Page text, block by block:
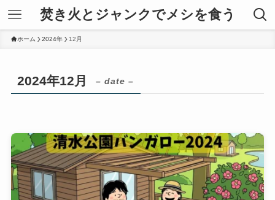
焚き火とジャンクでメシを食う
ホーム 2024年 12月
2024年12月 – date –